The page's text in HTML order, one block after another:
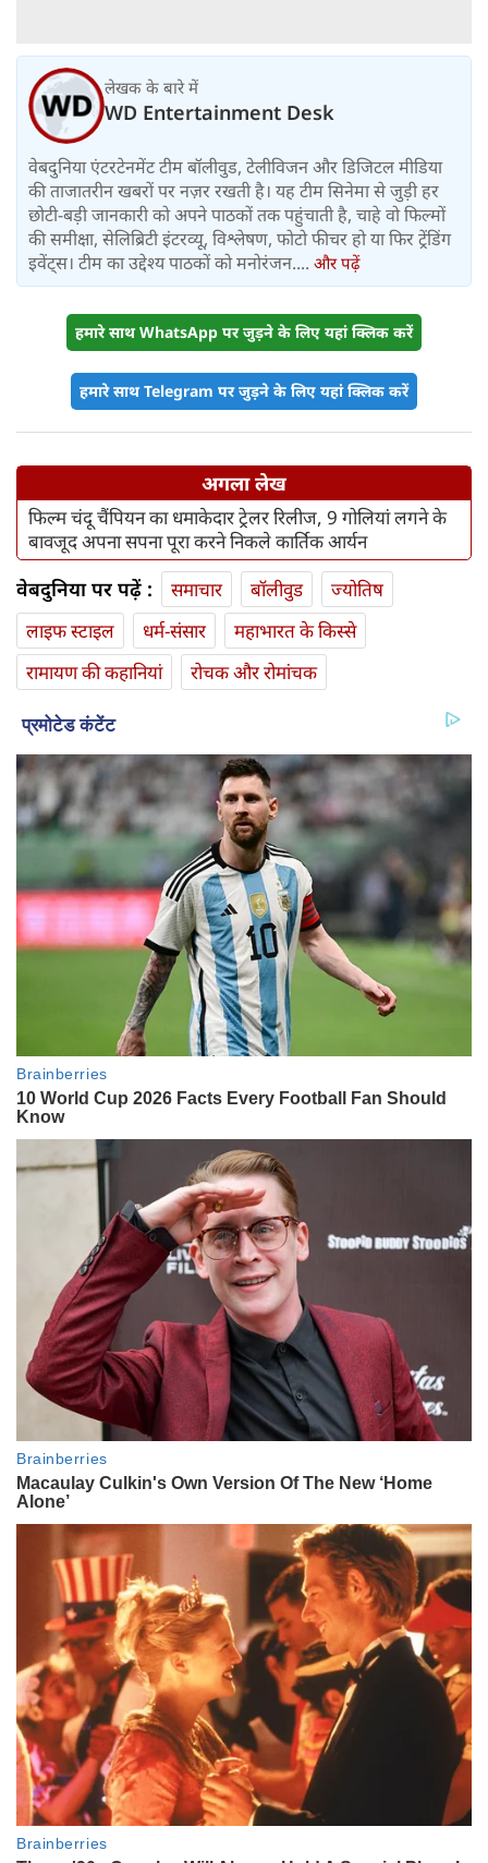
लेखक के बारे में
WD Entertainment Desk
वेबदुनिया एंटरटेनमेंट टीम बॉलीवुड, टेलीविजन और डिजिटल मीडिया
की ताजातरीन खबरों पर नज़र रखती है। यह टीम सिनेमा से जुड़ी हर
छोटी-बड़ी जानकारी को अपने पाठकों तक पहुंचाती है, चाहे वो फिल्मों
की समीक्षा, सेलिब्रिटी इंटरव्यू, विश्लेषण, फोटो फीचर हो या फिर ट्रेंडिंग
इवेंट्स। टीम का उद्देश्य पाठकों को मनोरंजन.... और पढ़ें
हमारे साथ WhatsApp पर जुड़ने के लिए यहां क्लिक करें
हमारे साथ Telegram पर जुड़ने के लिए यहां क्लिक करें
अगला लेख
फिल्म चंदू चैंपियन का धमाकेदार ट्रेलर रिलीज, 9 गोलियां लगने के
बावजूद अपना सपना पूरा करने निकले कार्तिक आर्यन
वेबदुनिया पर पढ़ें : समाचार बॉलीवुड
ज्योतिष
लाइफ स्‍टाइल
धर्म-संसार
महाभारत के किस्से
रामायण की कहानियां
रोचक और रोमांचक